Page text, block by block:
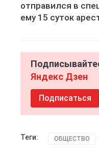
отправился в
ему 15 суток
Яндекс Дзен
Подписаться
Теги: ОБЩЕСТВО